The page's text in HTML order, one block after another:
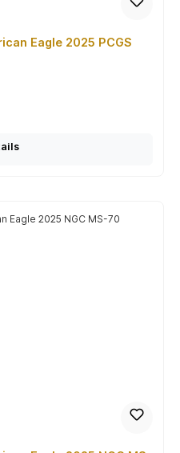
Eagle 2025 PCGS